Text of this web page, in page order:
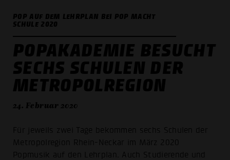
POP AUF DEM LEHRPLAN BEI POP MACHT
SCHULE 2020
POPAKADEMIE BESUCHT
SECHS SCHULEN DER
METROPOLREGION
24. Februar 2020
Für jeweils zwei Tage bekommen sechs Schulen der
Metropolregion Rhein-Neckar im März 2020
Popmusik auf den Lehrplan. Auch Studierende und